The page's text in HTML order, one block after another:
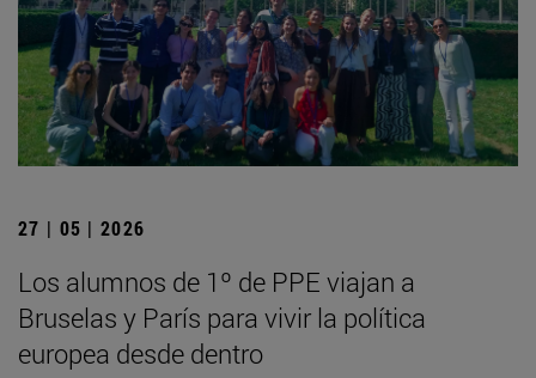
27 | 05 | 2026
Los alumnos de 1º de PPE viajan a
Bruselas y París para vivir la política
europea desde dentro